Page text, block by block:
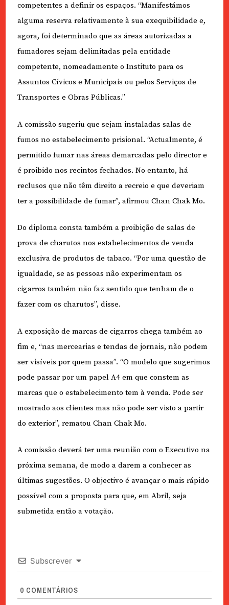
competentes a definir os espaços. “Manifestámos
alguma reserva relativamente à sua exequibilidade e,
agora, foi determinado que as áreas autorizadas a
fumadores sejam delimitadas pela entidade
competente, nomeadamente o Instituto para os
Assuntos Cívicos e Municipais ou pelos Serviços de
Transportes e Obras Públicas.”
A comissão sugeriu que sejam instaladas salas de
fumos no estabelecimento prisional. “Actualmente, é
permitido fumar nas áreas demarcadas pelo director e
é proibido nos recintos fechados. No entanto, há
reclusos que não têm direito a recreio e que deveriam
ter a possibilidade de fumar”, afirmou Chan Chak Mo.
Do diploma consta também a proibição de salas de
prova de charutos nos estabelecimentos de venda
exclusiva de produtos de tabaco. “Por uma questão de
igualdade, se as pessoas não experimentam os
cigarros também não faz sentido que tenham de o
fazer com os charutos”, disse.
A exposição de marcas de cigarros chega também ao
fim e, “nas mercearias e tendas de jornais, não podem
ser visíveis por quem passa”. “O modelo que sugerimos
pode passar por um papel A4 em que constem as
marcas que o estabelecimento tem à venda. Pode ser
mostrado aos clientes mas não pode ser visto a partir
do exterior”, rematou Chan Chak Mo.
A comissão deverá ter uma reunião com o Executivo na
próxima semana, de modo a darem a conhecer as
últimas sugestões. O objectivo é avançar o mais rápido
possível com a proposta para que, em Abril, seja
submetida então a votação.
Subscrever
0 COMENTÁRIOS